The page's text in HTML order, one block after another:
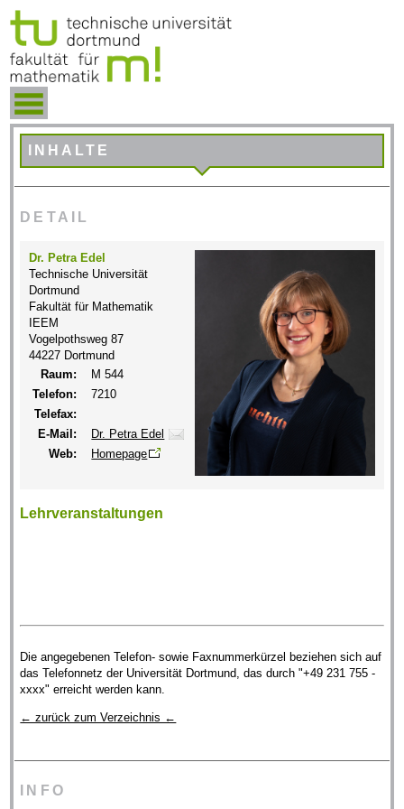
INHALTE
DETAIL
Dr. Petra Edel
Technische Universität
Dortmund
Fakultät für Mathematik
IEEM
Vogelpothsweg 87
44227 Dortmund
Raum:
M 544
Telefon:
7210
Telefax:
E-Mail:
Dr. Petra Edel
Web:
Homepage
Lehrveranstaltungen
Die angegebenen Telefon- sowie Faxnummerkürzel beziehen sich auf
das Telefonnetz der Universität Dortmund, das durch "+49 231 755 -
xxxx" erreicht werden kann.
← zurück zum Verzeichnis ←
INFO